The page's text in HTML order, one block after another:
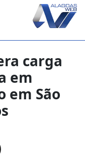
carga
em
em São